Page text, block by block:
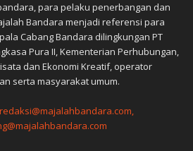
para pelaku penerbangan dan
Bandara menjadi referensi para
Cabang Bandara dilingkungan PT
Pura II, Kementerian Perhubungan,
dan Ekonomi Kreatif, operator
serta masyarakat umum.
redaksi@majalahbandara.com,